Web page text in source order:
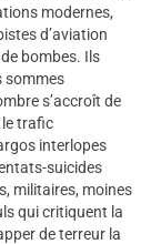
modernes,
d’aviation
bombes. Ils
sommes
s’accroît de
le trafic
interlopes
suicides
militaires, moines
qui critiquent la
de terreur la